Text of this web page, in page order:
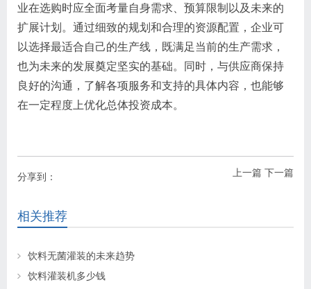
业在选购时应全面考量自身需求、预算限制以及未来的
扩展计划。通过细致的规划和合理的资源配置，企业可
以选择最适合自己的生产线，既满足当前的生产需求，
也为未来的发展奠定坚实的基础。同时，与供应商保持
良好的沟通，了解各项服务和支持的具体内容，也能够
在一定程度上优化总体投资成本。
上一篇 下一篇
分享到：
相关推荐
饮料无菌灌装的未来趋势
饮料灌装机多少钱